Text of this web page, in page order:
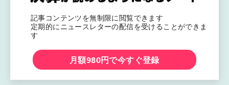
記事コンテンツを無制限に閲覧できます
定期的にニュースレターの配信を受けることができま
す
月額980円で今すぐ登録